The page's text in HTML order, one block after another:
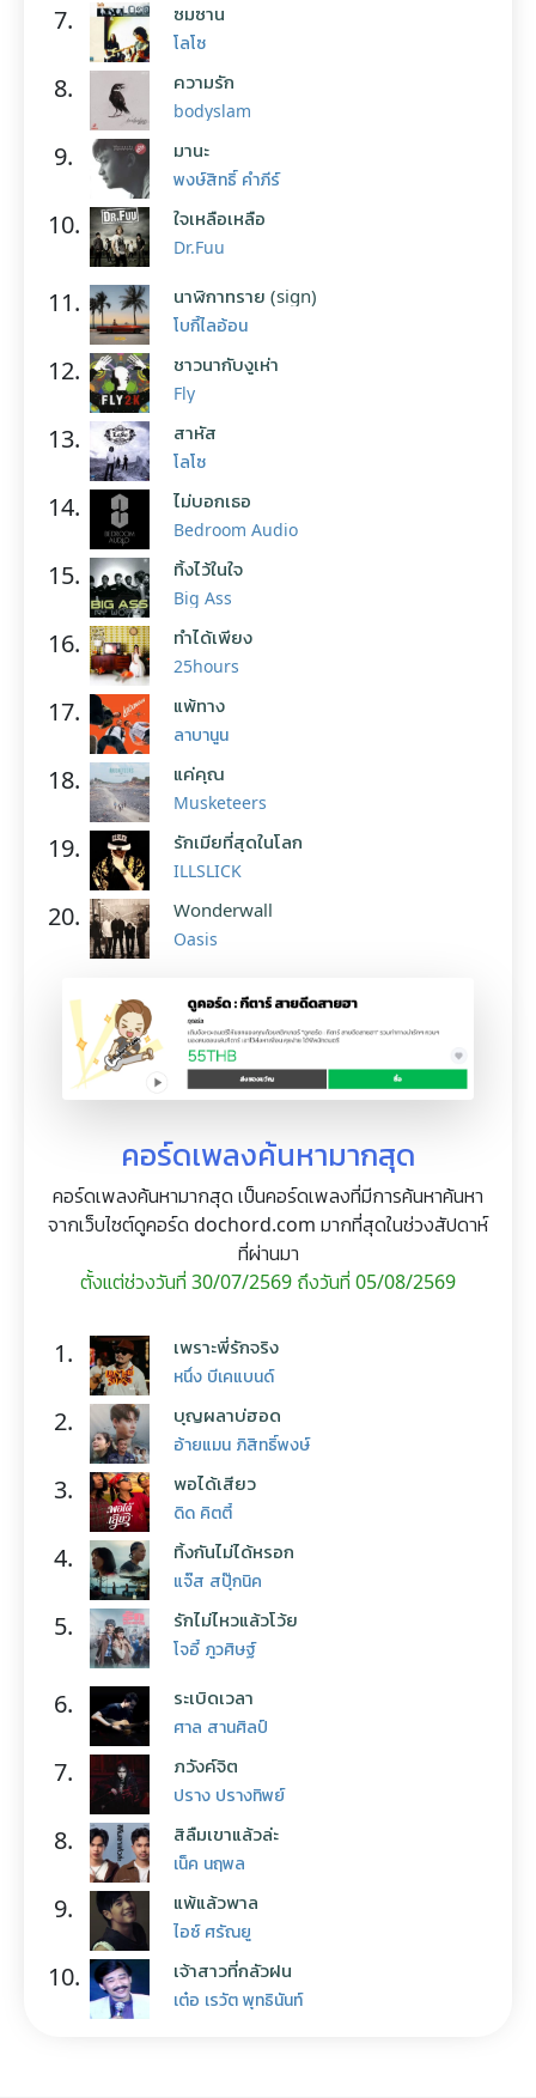
7. ซมซาน
โลโซ
8. ความรัก
bodyslam
9. มานะ
พงษ์สิทธิ์ คำภีร์
10. ใจเหลือเหลือ
Dr.Fuu
11. นาฬิกาทราย (sign)
โบกี้ไลอ้อน
12. ชาวนากับงูเห่า
Fly
13. สาหัส
โลโซ
14. ไม่บอกเธอ
Bedroom Audio
15. ทิ้งไว้ในใจ
Big Ass
16. ทำได้เพียง
25hours
17. แพ้ทาง
ลาบานูน
18. แค่คุณ
Musketeers
19. รักเมียที่สุดในโลก
ILLSLICK
20. Wonderwall
Oasis
คอร์ดเพลงค้นหามากสุด
คอร์ดเพลงค้นหามากสุด เป็นคอร์ดเพลงที่มีการค้นหาค้นหา
จากเว็บไซต์ดูคอร์ด dochord.com มากที่สุดในช่วงสัปดาห์
ที่ผ่านมา
ตั้งแต่ช่วงวันที่ 30/07/2569 ถึงวันที่ 05/08/2569
1. เพราะพี่รักจริง
หนึ่ง บีเคแบนด์
2. บุญผลาบ่ฮอด
อ้ายแมน ภิสิทธิ์พงษ์
3. พอได้เสียว
ดิด คิตตี้
4. ทิ้งกันไม่ได้หรอก
แจ๊ส สปุ๊กนิค
5. รักไม่ไหวแล้วโว้ย
โจอี้ ภูวศิษฐ์
6. ระเบิดเวลา
ศาล สานศิลป์
7. ภวังค์จิต
ปราง ปรางทิพย์
8. สิลืมเขาแล้วล่ะ
เน็ค นฤพล
9. แพ้แล้วพาล
ไอซ์ ศรัณยู
10. เจ้าสาวที่กลัวฝน
เต๋อ เรวัต พุทธินันท์